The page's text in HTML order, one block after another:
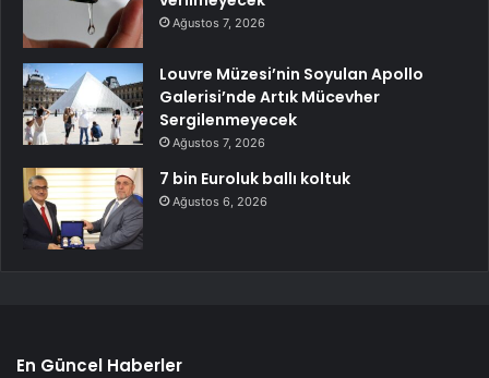
Ağustos 7, 2026
Louvre Müzesi’nin Soyulan Apollo
Galerisi’nde Artık Mücevher
Sergilenmeyecek
Ağustos 7, 2026
7 bin Euroluk ballı koltuk
Ağustos 6, 2026
En Güncel Haberler